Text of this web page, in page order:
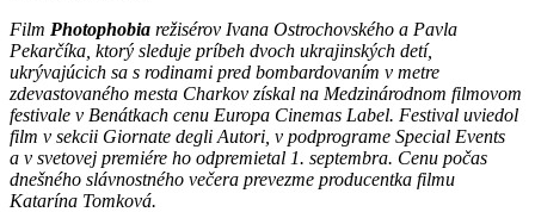
Film Photophobia režisérov Ivana Ostrochovského a Pavla
Pekarčíka, ktorý sleduje príbeh dvoch ukrajinských detí,
ukrývajúcich sa s rodinami pred bombardovaním v metre
zdevastovaného mesta Charkov získal na Medzinárodnom filmovom
festivale v Benátkach cenu Europa Cinemas Label. Festival uviedol
film v sekcii Giornate degli Autori, v podprograme Special Events
a v svetovej premiére ho odpremietal 1. septembra. Cenu počas
dnešného slávnostného večera prevezme producentka filmu
Katarína Tomková.